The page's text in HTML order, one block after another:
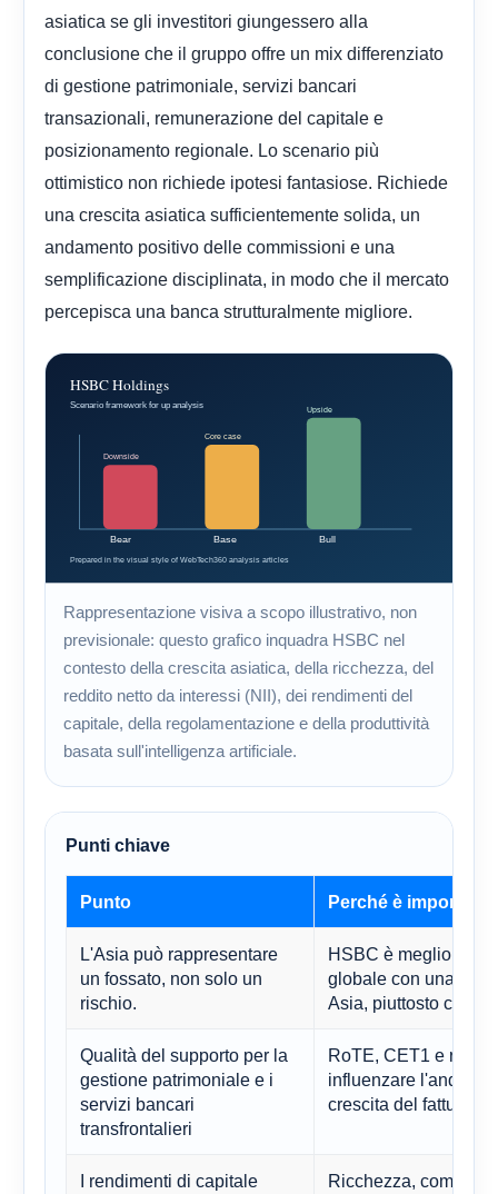
asiatica se gli investitori giungessero alla
conclusione che il gruppo offre un mix differenziato
di gestione patrimoniale, servizi bancari
transazionali, remunerazione del capitale e
posizionamento regionale. Lo scenario più
ottimistico non richiede ipotesi fantasiose. Richiede
una crescita asiatica sufficientemente solida, un
andamento positivo delle commissioni e una
semplificazione disciplinata, in modo che il mercato
percepisca una banca strutturalmente migliore.
Rappresentazione visiva a scopo illustrativo, non
previsionale: questo grafico inquadra HSBC nel
contesto della crescita asiatica, della ricchezza, del
reddito netto da interessi (NII), dei rendimenti del
capitale, della regolamentazione e della produttività
basata sull'intelligenza artificiale.
Punti chiave
Punto Perché è importante
L'Asia può rappresentare
un fossato, non solo un
rischio.
HSBC è meglio
globale con una
Asia, piuttosto che
Qualità del supporto per la
gestione patrimoniale e i
servizi bancari
transfrontalieri
RoTE, CET1 e
influenzare
crescita del fatturato.
I rendimenti di capitale
Ricchezza,